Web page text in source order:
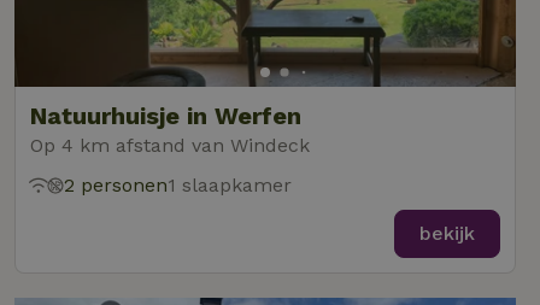
Natuurhuisje in Werfen
Op 4 km afstand van Windeck
2 personen1 slaapkamer
bekijk